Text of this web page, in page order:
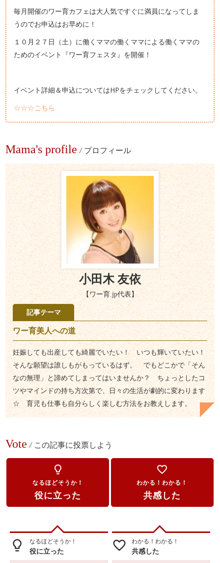
毎月開催のワー育カフェは大人気ですぐに満員になってしま
うのでお申込はお早めに！
１０月２７日（土）に働くママの働くママによる働くママの
ためのイベント『ワー育フェスタ』を開催！
イベント詳細＆申込についてはHPをチェックしてください。
☆☆☆こちら
Mama's profile / プロフィール
小田木 友依
【ワー育.jp代表】
記事テーマ
ワー育美人への道
妊娠しても出産しても綺麗でいたい！ いつも輝いていたい！
そんな願望は誰しもがもっているはず。 でもどこかで「そん
なの無理」と諦めてしまってはいませんか？ ちょっとしたコ
ツやマインドの持ち方次第で、日々の生活が劇的に変わります
☆ 育児も仕事も自分らしく楽しむ方法をお教えします。
Vote / この記事に投票しよう
lightbulb_outline
なるほどそうか！
役に立った
favorite_border
わかる！わかる！
共感した
lightbulb_outline なるほどそうか！
役に立った favorite_border わかる！わかる！
共感した